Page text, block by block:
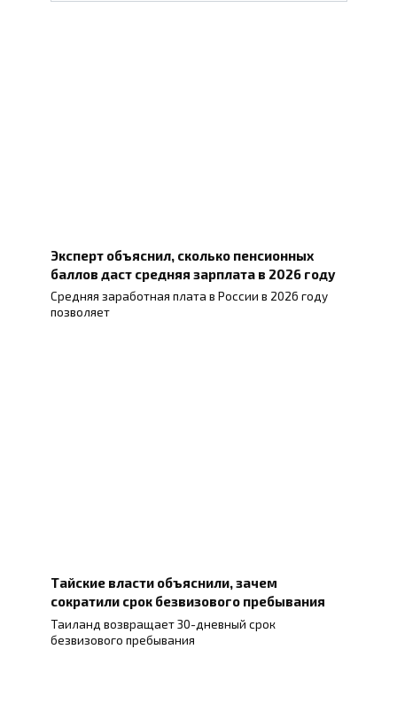
Эксперт объяснил, сколько пенсионных
баллов даст средняя зарплата в 2026 году
Средняя заработная плата в России в 2026 году
позволяет
Тайские власти объяснили, зачем
сократили срок безвизового пребывания
Таиланд возвращает 30-дневный срок
безвизового пребывания